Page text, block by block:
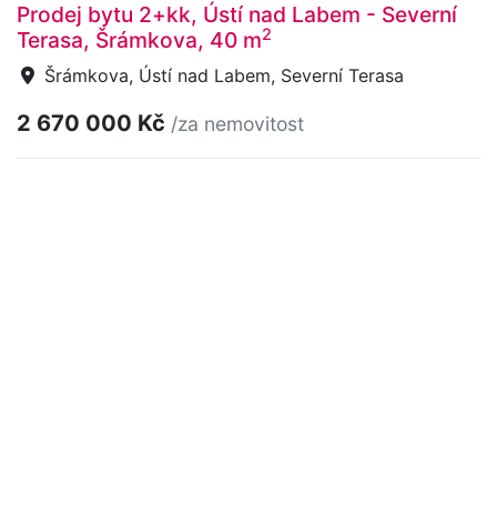
Prodej bytu 2+kk, Ústí nad Labem - Severní
Terasa, Šrámkova, 40 m2
Šrámkova, Ústí nad Labem, Severní Terasa
2 670 000 Kč /za nemovitost